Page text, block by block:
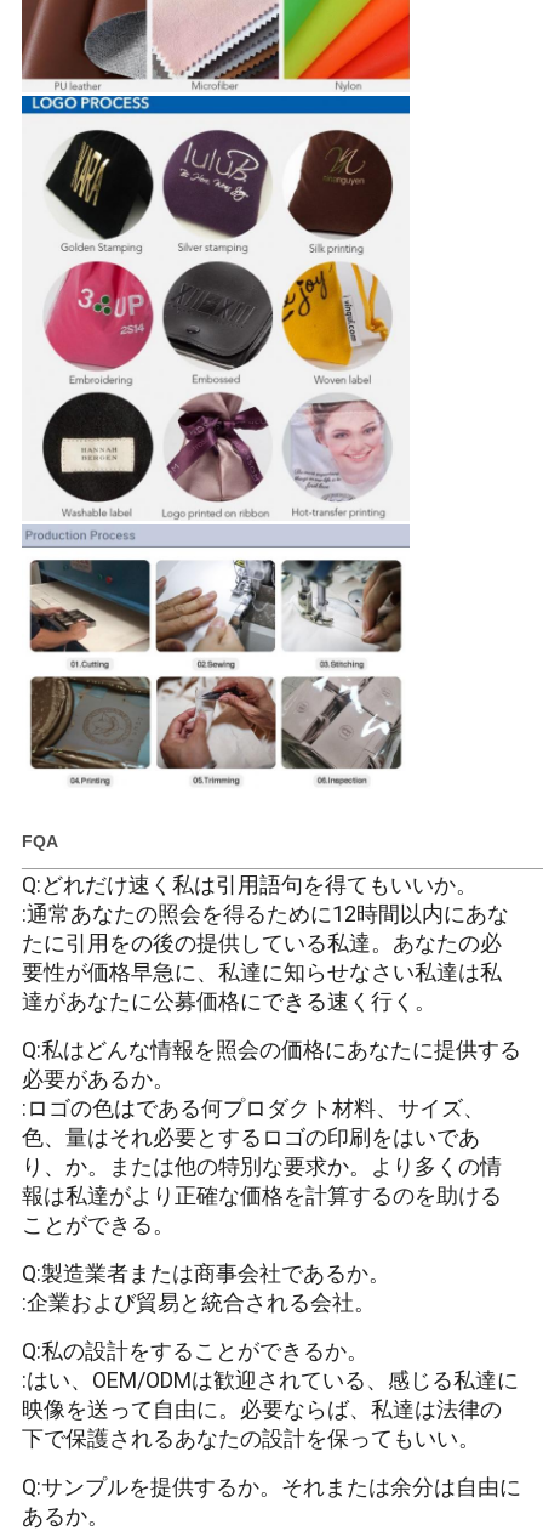
FQA
Q:どれだけ速く私は引用語句を得てもいいか。
:通常あなたの照会を得るために12時間以内にあな
たに引用をの後の提供している私達。あなたの必
要性が価格早急に、私達に知らせなさい私達は私
達があなたに公募価格にできる速く行く。
Q:私はどんな情報を照会の価格にあなたに提供する
必要があるか。
:ロゴの色はである何プロダクト材料、サイズ、
色、量はそれ必要とするロゴの印刷をはいであ
り、か。または他の特別な要求か。より多くの情
報は私達がより正確な価格を計算するのを助ける
ことができる。
Q:製造業者または商事会社であるか。
:企業および貿易と統合される会社。
Q:私の設計をすることができるか。
:はい、OEM/ODMは歓迎されている、感じる私達に
映像を送って自由に。必要ならば、私達は法律の
下で保護されるあなたの設計を保ってもいい。
Q:サンプルを提供するか。それまたは余分は自由に
あるか。